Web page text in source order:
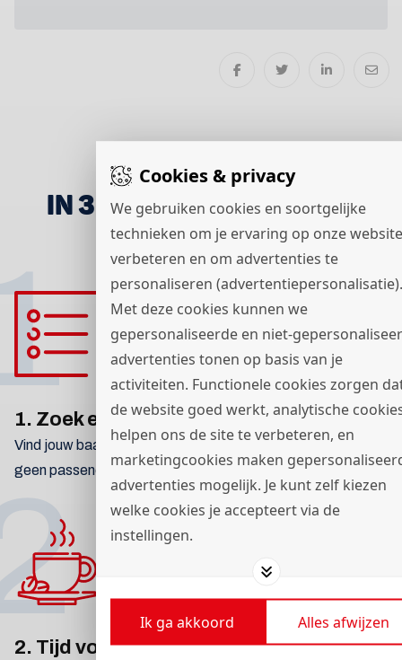
Cookies & privacy
We gebruiken cookies en soortgelijke
technieken om je ervaring op onze
verbeteren en om advertenties te
personaliseren (advertentiepersonalisatie).
Met deze cookies kunnen we
gepersonaliseerde en niet-
advertenties tonen op basis van je
activiteiten. Functionele cookies zorgen
de website goed werkt, analytische
helpen ons de site te verbeteren, en
marketingcookies maken
advertenties mogelijk. Je kunt zelf kiezen
welke cookies je accepteert via de
instellingen.
Ik ga akkoord Alles afwijzen
IN 3 STAPPEN NAAR EEN
BAAN
1. Zoek een baan
Vind jouw baan via de zoekbalk en reageer direct. Vind je
geen passende vacature? Neem dancontactop.
2. Tijd voor koffie!